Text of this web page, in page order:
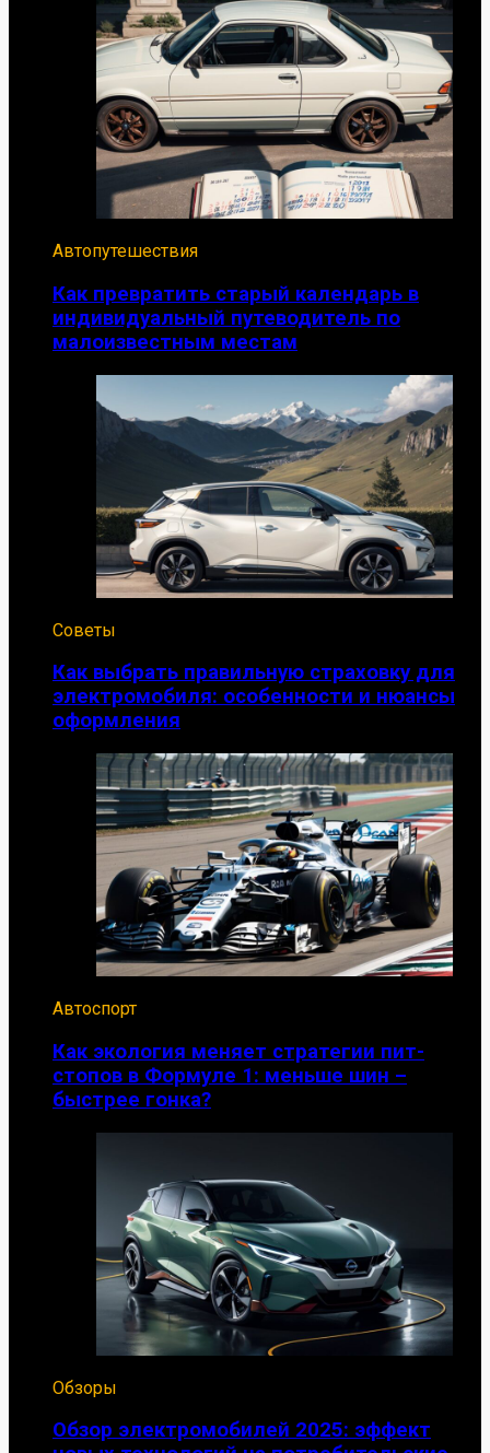
Автопутешествия
Как превратить старый календарь в
индивидуальный путеводитель по
малоизвестным местам
Советы
Как выбрать правильную страховку для
электромобиля: особенности и нюансы
оформления
Автоспорт
Как экология меняет стратегии пит-
стопов в Формуле 1: меньше шин –
быстрее гонка?
Обзоры
Обзор электромобилей 2025: эффект